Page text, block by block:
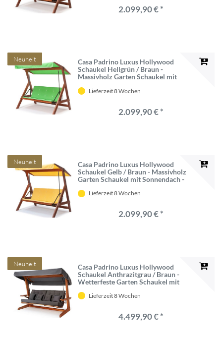
2.099,90 € *
Neuheit
Casa Padrino Luxus Hollywood
Schaukel Hellgrün / Braun -
Massivholz Garten Schaukel mit
Terrassen Möbel - Outdoor Möbel -
Lieferzeit 8 Wochen
2.099,90 € *
Neuheit
Casa Padrino Luxus Hollywood
Schaukel Gelb / Braun - Massivholz
Garten Schaukel mit Sonnendach -
Outdoor Möbel - Luxus Möbel
Lieferzeit 8 Wochen
2.099,90 € *
Neuheit
Casa Padrino Luxus Hollywood
Schaukel Anthrazitgrau / Braun -
Wetterfeste Garten Schaukel mit
Terrassen Möbel - Luxus Möbel -
Lieferzeit 8 Wochen
4.499,90 € *